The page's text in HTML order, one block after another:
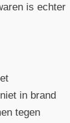
is echter
in brand
tegen